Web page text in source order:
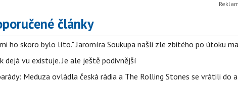
články
ho skoro bylo líto." Jaromíra Soukupa našli zle zbitého po útoku
dejá vu existuje. Je ale ještě podivnější
Meduza ovládla česká rádia a The Rolling Stones se vrátili do